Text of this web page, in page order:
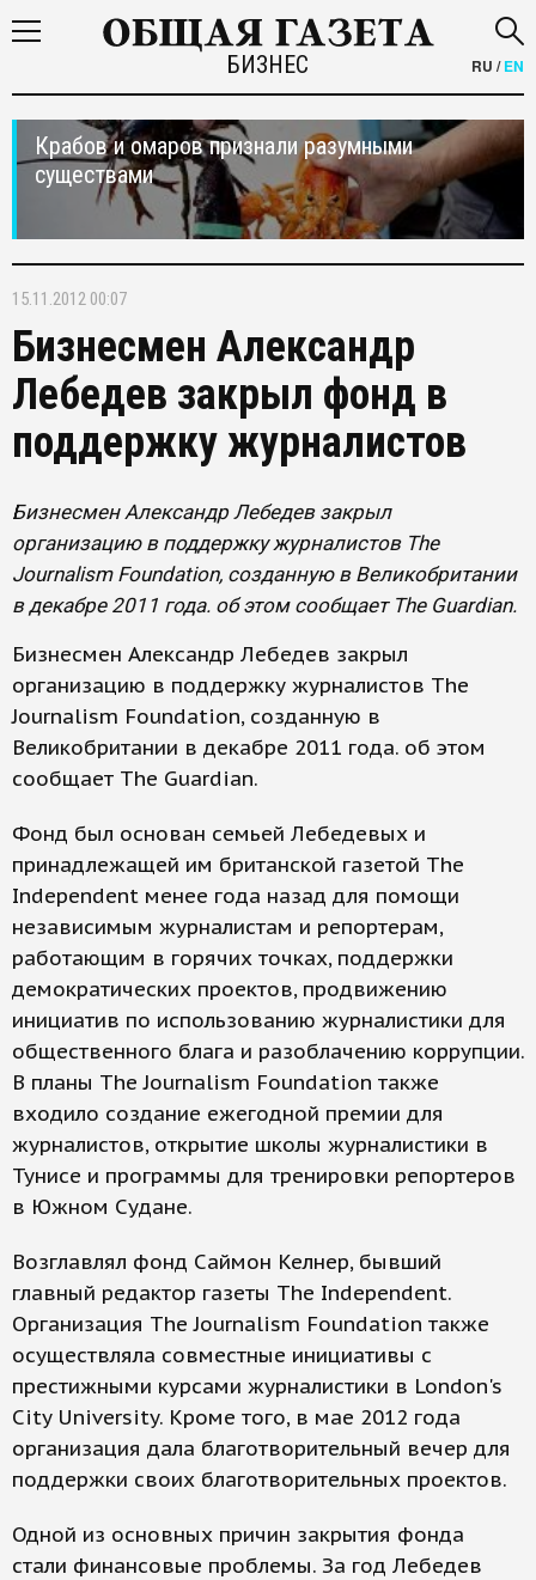
БИЗНЕС RU /EN
Крабов и омаров признали разумными
существами
15.11.2012 00:07
Бизнесмен Александр
Лебедев закрыл фонд в
поддержку журналистов
Бизнесмен Александр Лебедев закрыл
организацию в поддержку журналистов The
Journalism Foundation, созданную в Великобритании
в декабре 2011 года. об этом сообщает The Guardian.
Бизнесмен Александр Лебедев закрыл
организацию в поддержку журналистов The
Journalism Foundation, созданную в
Великобритании в декабре 2011 года. об этом
сообщает The Guardian.
Фонд был основан семьей Лебедевых и
принадлежащей им британской газетой The
Independent менее года назад для помощи
независимым журналистам и репортерам,
работающим в горячих точках, поддержки
демократических проектов, продвижению
инициатив по использованию журналистики для
общественного блага и разоблачению коррупции.
В планы The Journalism Foundation также
входило создание ежегодной премии для
журналистов, открытие школы журналистики в
Тунисе и программы для тренировки репортеров
в Южном Судане.
Возглавлял фонд Саймон Келнер, бывший
главный редактор газеты The Independent.
Организация The Journalism Foundation также
осуществляла совместные инициативы с
престижными курсами журналистики в London's
City University. Кроме того, в мае 2012 года
организация дала благотворительный вечер для
поддержки своих благотворительных проектов.
Одной из основных причин закрытия фонда
стали финансовые проблемы. За год Лебедев